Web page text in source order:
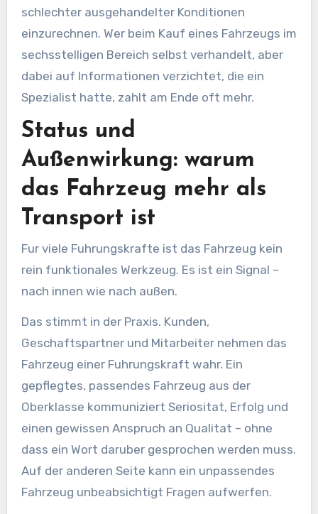
schlechter ausgehandelter Konditionen
einzurechnen. Wer beim Kauf eines Fahrzeugs im
sechsstelligen Bereich selbst verhandelt, aber
dabei auf Informationen verzichtet, die ein
Spezialist hatte, zahlt am Ende oft mehr.
Status und
Außenwirkung: warum
das Fahrzeug mehr als
Transport ist
Fur viele Fuhrungskrafte ist das Fahrzeug kein
rein funktionales Werkzeug. Es ist ein Signal –
nach innen wie nach außen.
Das stimmt in der Praxis. Kunden,
Geschaftspartner und Mitarbeiter nehmen das
Fahrzeug einer Fuhrungskraft wahr. Ein
gepflegtes, passendes Fahrzeug aus der
Oberklasse kommuniziert Seriositat, Erfolg und
einen gewissen Anspruch an Qualitat – ohne
dass ein Wort daruber gesprochen werden muss.
Auf der anderen Seite kann ein unpassendes
Fahrzeug unbeabsichtigt Fragen aufwerfen.